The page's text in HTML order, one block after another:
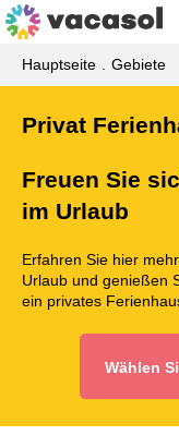
Hauptseite Gebiete
Privat
Freuen Sie
im Urlaub
Erfahren Sie hier
Urlaub und genießen
ein privates
Wählen